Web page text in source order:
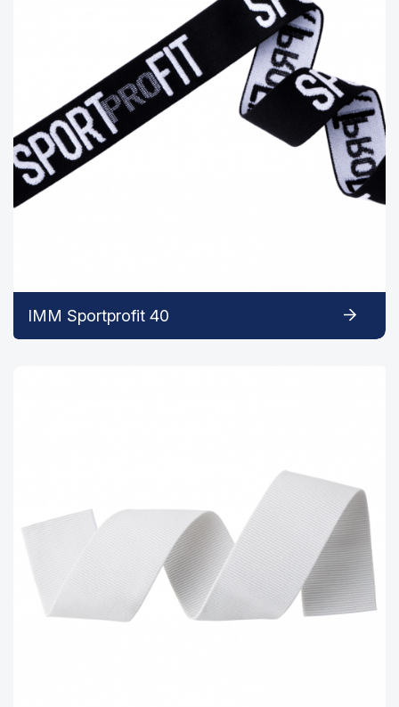
IMM Sportprofit 40